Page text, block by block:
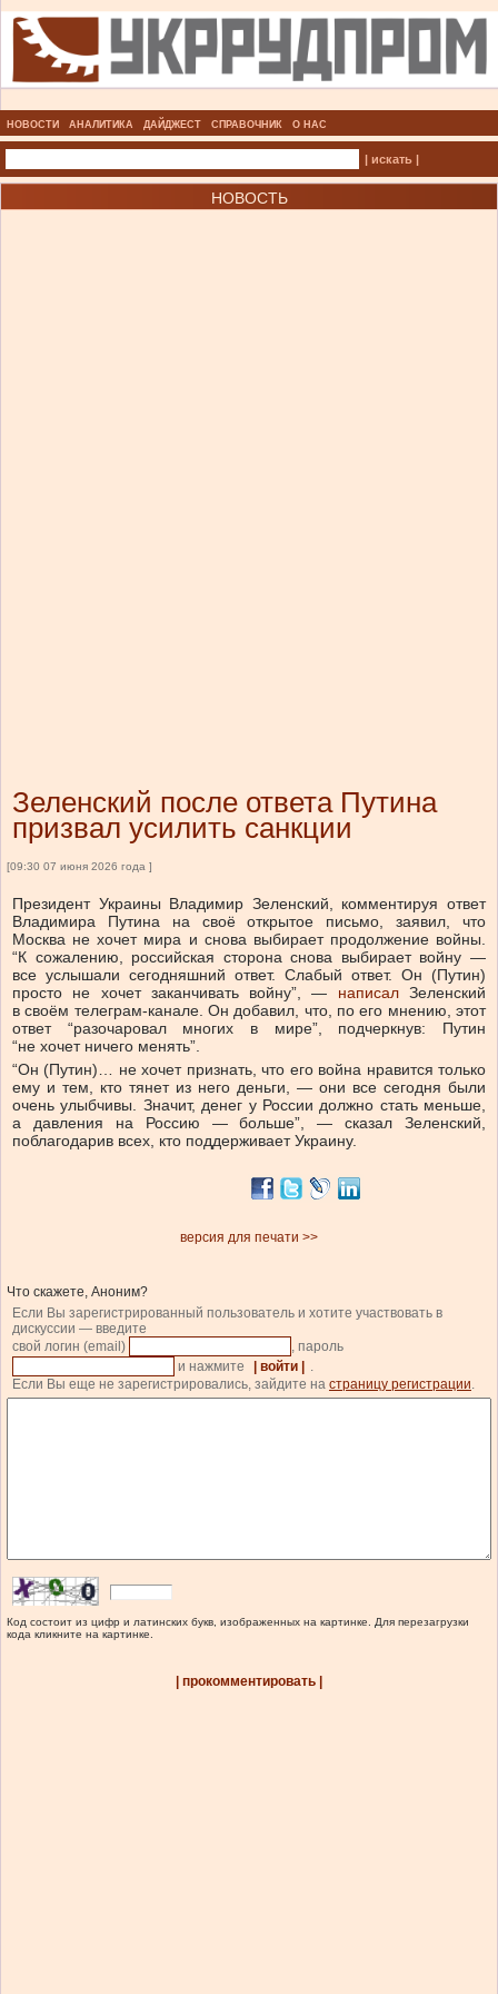
НОВОСТИ АНАЛИТИКА ДАЙДЖЕСТ СПРАВОЧНИК О НАС
| искать |
НОВОСТЬ
Зеленский после ответа Путина
призвал усилить санкции
[09:30 07 июня 2026 года ]
Президент Украины Владимир Зеленский, комментируя ответ
Владимира Путина на своё открытое письмо, заявил, что
Москва не хочет мира и снова выбирает продолжение войны.
“К сожалению, российская сторона снова выбирает войну —
все услышали сегодняшний ответ. Слабый ответ. Он (Путин)
просто не хочет заканчивать войну”, — написалЗеленский
в своём телеграм-канале. Он добавил, что, по его мнению, этот
ответ “разочаровал многих в мире”, подчеркнув: Путин
“не хочет ничего менять”.
“Он (Путин)… не хочет признать, что его война нравится только
ему и тем, кто тянет из него деньги, — они все сегодня были
очень улыбчивы. Значит, денег у России должно стать меньше,
а давления на Россию — больше”, — сказал Зеленский,
поблагодарив всех, кто поддерживает Украину.
версия для печати >>
Что скажете, Аноним?
Если Вы зарегистрированный пользователь и хотите участвовать в
дискуссии — введите
свой логин (email)
, пароль
и нажмите
| войти |
.
Если Вы еще не зарегистрировались, зайдите на страницу регистрации.
Код состоит из цифр и латинских букв, изображенных на картинке. Для перезагрузки
кода кликните на картинке.
| прокомментировать |